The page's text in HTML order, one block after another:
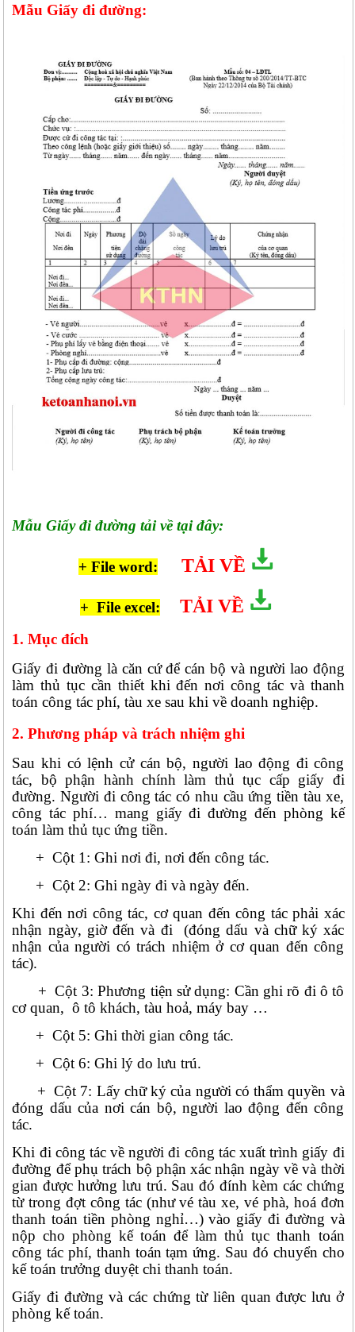
Mẫu Giấy đi đường:
Mẫu Giấy đi đường tải về tại đây:
+ File word: TẢI VỀ
+ File excel: TẢI VỀ
1. Mục đích
Giấy đi đường là căn cứ để cán bộ và người lao động
làm thủ tục cần thiết khi đến nơi công tác và thanh
toán công tác phí, tàu xe sau khi về doanh nghiệp.
2. Phương pháp và trách nhiệm ghi
Sau khi có lệnh cử cán bộ, người lao động đi công
tác, bộ phận hành chính làm thủ tục cấp giấy đi
đường. Người đi công tác có nhu cầu ứng tiền tàu xe,
công tác phí… mang giấy đi đường đến phòng kế
toán làm thủ tục ứng tiền.
+ Cột 1: Ghi nơi đi, nơi đến công tác.
+ Cột 2: Ghi ngày đi và ngày đến.
Khi đến nơi công tác, cơ quan đến công tác phải xác
nhận ngày, giờ đến và đi (đóng dấu và chữ ký xác
nhận của người có trách nhiệm ở cơ quan đến công
tác).
+ Cột 3: Phương tiện sử dụng: Cần ghi rõ đi ô tô
cơ quan, ô tô khách, tàu hoả, máy bay …
+ Cột 5: Ghi thời gian công tác.
+ Cột 6: Ghi lý do lưu trú.
+ Cột 7: Lấy chữ ký của người có thẩm quyền và
đóng dấu của nơi cán bộ, người lao động đến công
tác.
Khi đi công tác về người đi công tác xuất trình giấy đi
đường để phụ trách bộ phận xác nhận ngày về và thời
gian được hưởng lưu trú. Sau đó đính kèm các chứng
từ trong đợt công tác (như vé tàu xe, vé phà, hoá đơn
thanh toán tiền phòng nghỉ…) vào giấy đi đường và
nộp cho phòng kế toán để làm thủ tục thanh toán
công tác phí, thanh toán tạm ứng. Sau đó chuyển cho
kế toán trưởng duyệt chi thanh toán.
Giấy đi đường và các chứng từ liên quan được lưu ở
phòng kế toán.